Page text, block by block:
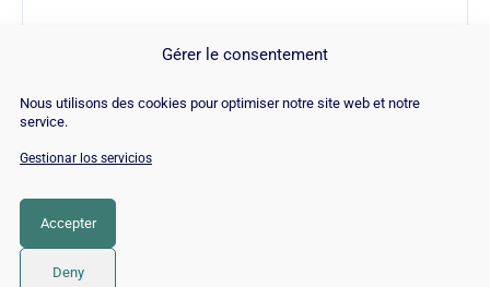
Gérer le consentement
Nous utilisons des cookies pour optimiser notre site web et notre
service.
Gestionar los servicios
Accepter
Deny
CATEGORÍA